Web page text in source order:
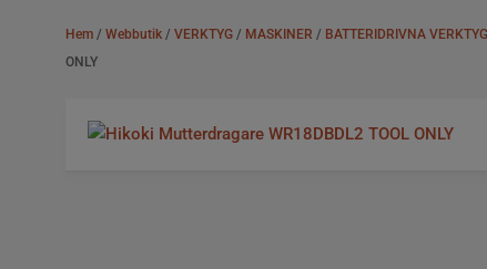
Hem/ Webbutik/ VERKTYG/ MASKINER / BATTERIDRIVNA VERKTYG
ONLY